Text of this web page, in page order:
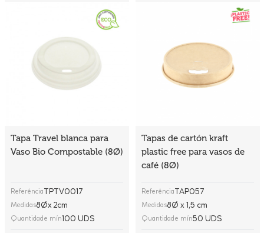
Tapa Travel blanca para
Vaso Bio Compostable (8Ø)
ReferênciaTPTV0017
Medidas8Øx 2cm
Quantidade mín100 UDS
Tapas de cartón kraft
plastic free para vasos de
café (8Ø)
ReferênciaTAP057
Medidas8Ø x 1,5 cm
Quantidade mín50 UDS